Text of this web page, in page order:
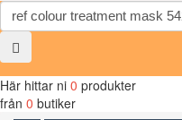
Här hittar ni 0 produkter
från 0 butiker